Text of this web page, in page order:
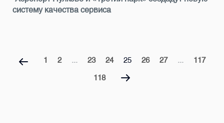
систему качества сервиса
1 2 ... 23 24 25 26 27 ... 117
118